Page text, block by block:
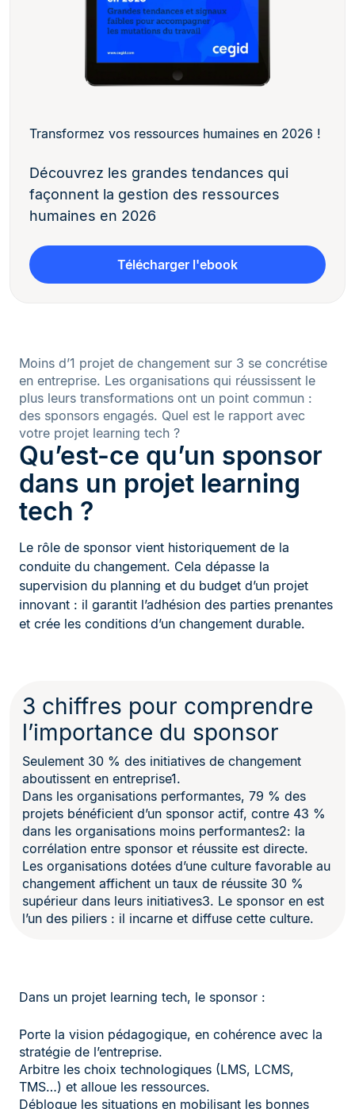
Transformez vos ressources humaines en 2026 !
Découvrez les grandes tendances qui
façonnent la gestion des ressources
humaines en 2026
Télécharger l'ebook
Moins d’1 projet de changement sur 3 se concrétise
en entreprise. Les organisations qui réussissent le
plus leurs transformations ont un point commun :
des sponsors engagés. Quel est le rapport avec
votre projet learning tech ?
Qu’est-ce qu’un sponsor
dans un projet learning
tech ?
Le rôle de sponsor vient historiquement de la
conduite du changement. Cela dépasse la
supervision du planning et du budget d’un projet
innovant : il garantit l’adhésion des parties prenantes
et crée les conditions d’un changement durable.
3 chiffres pour comprendre
l’importance du sponsor
Seulement 30 % des initiatives de changement
aboutissent en entreprise1.
Dans les organisations performantes, 79 % des
projets bénéficient d’un sponsor actif, contre 43 %
dans les organisations moins performantes2: la
corrélation entre sponsor et réussite est directe.
Les organisations dotées d’une culture favorable au
changement affichent un taux de réussite 30 %
supérieur dans leurs initiatives3. Le sponsor en est
l’un des piliers : il incarne et diffuse cette culture.
Dans un projet learning tech, le sponsor :
Porte la vision pédagogique, en cohérence avec la
stratégie de l’entreprise.
Arbitre les choix technologiques (LMS, LCMS,
TMS…) et alloue les ressources.
Débloque les situations en mobilisant les bonnes